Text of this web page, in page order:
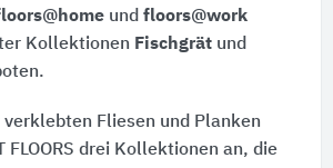
und floors@work
Kollektionen Fischgrätund
verklebten Fliesen und Planken
FLOORS drei Kollektionen an, die